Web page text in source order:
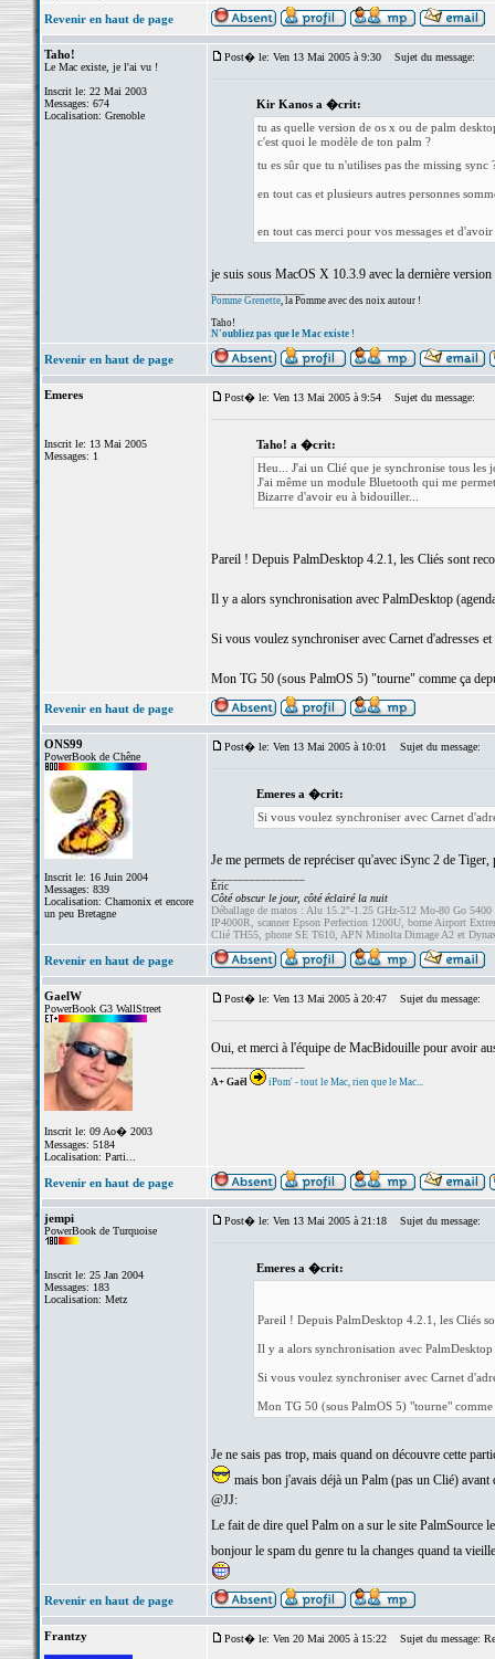
Revenir en haut de page
Taho!
Le Mac existe, je l'ai vu !
Inscrit le: 22 Mai 2003
Messages: 674
Localisation: Grenoble
Post� le: Ven 13 Mai 2005 à 9:30 Sujet du message:
Kir Kanos a �crit:
tu as quelle version de os x ou de palm
c'est quoi le modèle de ton palm ?
tu es sûr que tu n'utilises pas the missing sync
en tout cas et plusieurs autres personnes
en tout cas merci pour vos messages et
je suis sous MacOS X 10.3.9 avec la dernière
Pomme Grenette, la Pomme avec des noix autour !
Taho!
N'oubliez pas que le Mac existe !
Revenir en haut de page
Emeres
Inscrit le: 13 Mai 2005
Messages: 1
Post� le: Ven 13 Mai 2005 à 9:54 Sujet du message:
Taho! a �crit:
Heu... J'ai un Clié que je synchronise tous les
J'ai même un module Bluetooth qui me
Bizarre d'avoir eu à bidouiller...
Pareil ! Depuis PalmDesktop 4.2.1, les Cliés sont
Il y a alors synchronisation avec PalmDesktop
Si vous voulez synchroniser avec Carnet d'adresses
Mon TG 50 (sous PalmOS 5) "tourne" comme ça
Revenir en haut de page
ONS99
PowerBook de Chêne
Inscrit le: 16 Juin 2004
Messages: 839
Localisation: Chamonix et encore
un peu Bretagne
Post� le: Ven 13 Mai 2005 à 10:01 Sujet du message:
Emeres a �crit:
Si vous voulez synchroniser avec Carnet
Je me permets de repréciser qu'avec iSync 2 de
Éric
Côté obscur le jour, côté éclairé la nuit
Déballage de matos : Alu 15.2"-1.25 GHz-512 Mo-80 Go
IP4000R, scanner Epson Perfection 1200U, borne Airport
Clié TH55, phone SE T610, APN Minolta Dimage A2 et
Revenir en haut de page
GaelW
PowerBook G3 WallStreet
Inscrit le: 09 Ao� 2003
Messages: 5184
Localisation: Parti...
Post� le: Ven 13 Mai 2005 à 20:47 Sujet du message:
Oui, et merci à l'équipe de MacBidouille pour avoir
A+ Gaël
iPom' - tout le Mac, rien que le Mac...
Revenir en haut de page
jempi
PowerBook de Turquoise
Inscrit le: 25 Jan 2004
Messages: 183
Localisation: Metz
Post� le: Ven 13 Mai 2005 à 21:18 Sujet du message:
Emeres a �crit:
Pareil ! Depuis PalmDesktop 4.2.1, les Cliés
Il y a alors synchronisation avec
Si vous voulez synchroniser avec Carnet
Mon TG 50 (sous PalmOS 5) "tourne"
Je ne sais pas trop, mais quand on découvre cette
mais bon j'avais déjà un Palm (pas un Clié)
@JJ:
Le fait de dire quel Palm on a sur le site PalmSource
bonjour le spam du genre tu la changes quand ta
Revenir en haut de page
Frantzy Post� le: Ven 20 Mai 2005 à 15:22 Sujet du message: